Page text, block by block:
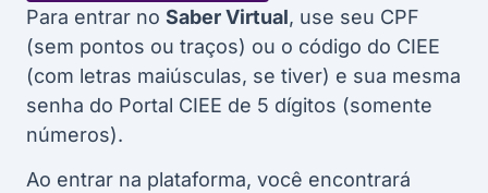
Para entrar no Saber Virtual, use seu CPF
(sem pontos ou traços) ou o código do CIEE
(com letras maiúsculas, se tiver) e sua mesma
senha do Portal CIEE de 5 dígitos (somente
números).
Ao entrar na plataforma, você encontrará